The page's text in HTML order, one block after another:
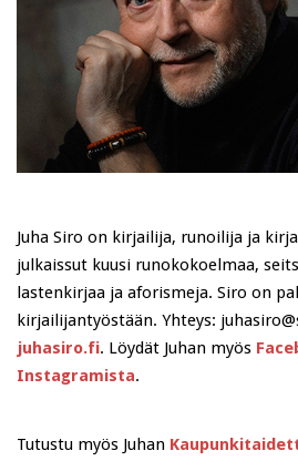
Juha Siro on kirjailija, runoilija ja
julkaissut kuusi runokokoelmaa,
lastenkirjaa ja aforismeja. Siro on
kirjailijantyöstään. Yhteys:
juhasiro.fi. Löydät Juhan myös
Instagramista.
Tutustu myös Juhan